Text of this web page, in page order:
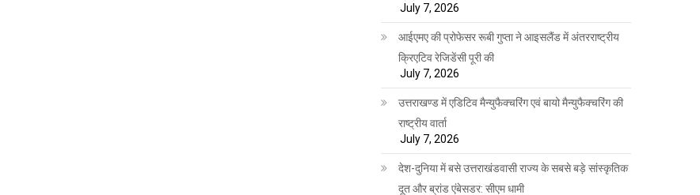
July 7, 2026
आईएमए की प्रोफेसर रूबी गुप्ता ने आइसलैंड में अंतरराष्ट्रीय
क्रिएटिव रेजिडेंसी पूरी की
July 7, 2026
उत्तराखण्ड में एडिटिव मैन्युफैक्चरिंग एवं बायो मैन्युफैक्चरिंग की
राष्ट्रीय वार्ता
July 7, 2026
देश-दुनिया में बसे उत्तराखंडवासी राज्य के सबसे बड़े सांस्कृतिक
दूत और ब्रांड एंबेसडर: सीएम धामी